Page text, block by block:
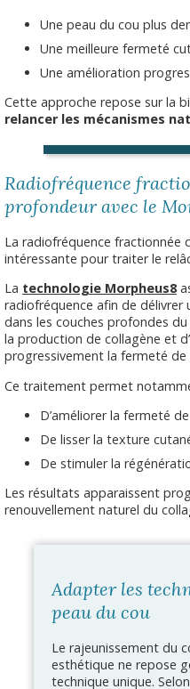
Une peau du cou plus
Une meilleure fermeté
Une amélioration
Cette approche repose sur la
relancer les mécanismes
Radiofréquence
profondeur avec le
La radiofréquence fractionnée
intéressante pour traiter le
La technologie Morpheus8
radiofréquence afin de
dans les couches profondes
la production de collagène et
progressivement la fermeté de
Ce traitement permet
D’améliorer la fermeté
De lisser la texture
De stimuler la
Les résultats apparaissent
renouvellement naturel du
Adapter les
peau du cou
Le rajeunissement du
esthétique ne repose
technique unique.